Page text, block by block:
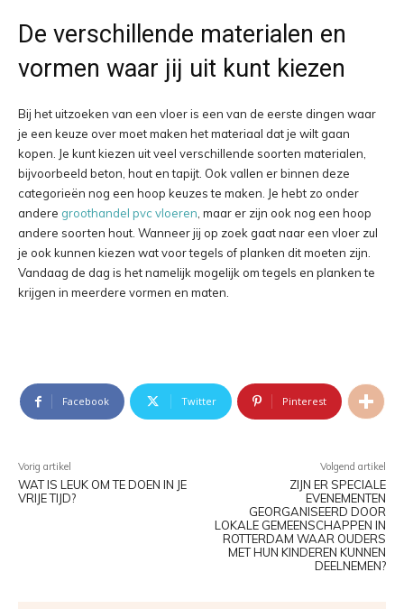
De verschillende materialen en
vormen waar jij uit kunt kiezen
Bij het uitzoeken van een vloer is een van de eerste dingen waar
je een keuze over moet maken het materiaal dat je wilt gaan
kopen. Je kunt kiezen uit veel verschillende soorten materialen,
bijvoorbeeld beton, hout en tapijt. Ook vallen er binnen deze
categorieën nog een hoop keuzes te maken. Je hebt zo onder
andere groothandel pvc vloeren , maar er zijn ook nog een hoop
andere soorten hout. Wanneer jij op zoek gaat naar een vloer zul
je ook kunnen kiezen wat voor tegels of planken dit moeten zijn.
Vandaag de dag is het namelijk mogelijk om tegels en planken te
krijgen in meerdere vormen en maten.
Facebook Twitter Pinterest
Vorig artikel
WAT IS LEUK OM TE DOEN IN JE
VRIJE TIJD?
Volgend artikel
ZIJN ER SPECIALE
EVENEMENTEN
GEORGANISEERD DOOR
LOKALE GEMEENSCHAPPEN IN
ROTTERDAM WAAR OUDERS
MET HUN KINDEREN KUNNEN
DEELNEMEN?